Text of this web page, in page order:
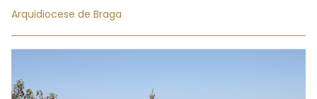
Arquidiocese de Braga